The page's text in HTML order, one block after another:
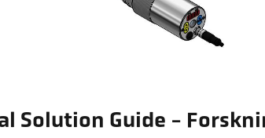
Solution Guide -